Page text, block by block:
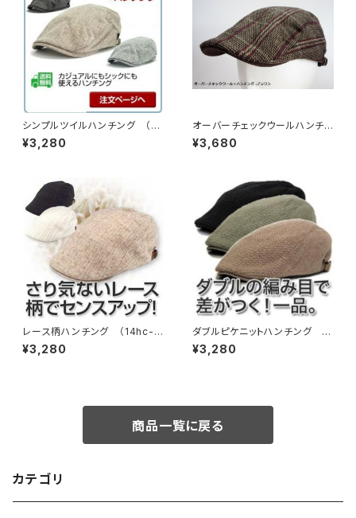
シンプルツイルハンチング （15
hc-ssB3）
¥3,280
オーバーチェックウールハンチン
グ （16hc-aw02）
¥3,680
レース柄ハンチング （14hc-s
s04）
¥3,280
ダブルピケニットハンチング （1
1hc-ss34）
¥3,280
商品一覧に戻る
カテゴリ